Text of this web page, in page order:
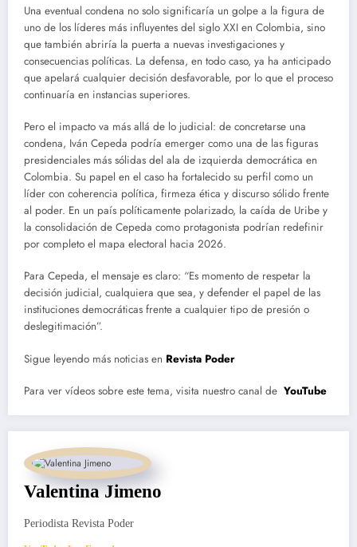
Una eventual condena no solo significaría un golpe a la figura de
uno de los líderes más influyentes del siglo XXI en Colombia, sino
que también abriría la puerta a nuevas investigaciones y
consecuencias políticas. La defensa, en todo caso, ya ha anticipado
que apelará cualquier decisión desfavorable, por lo que el proceso
continuaría en instancias superiores.
Pero el impacto va más allá de lo judicial: de concretarse una
condena, Iván Cepeda podría emerger como una de las figuras
presidenciales más sólidas del ala de izquierda democrática en
Colombia. Su papel en el caso ha fortalecido su perfil como un
líder con coherencia política, firmeza ética y discurso sólido frente
al poder. En un país políticamente polarizado, la caída de Uribe y
la consolidación de Cepeda como protagonista podrían redefinir
por completo el mapa electoral hacia 2026.
Para Cepeda, el mensaje es claro: “Es momento de respetar la
decisión judicial, cualquiera que sea, y defender el papel de las
instituciones democráticas frente a cualquier tipo de presión o
deslegitimación”.
Sigue leyendo más noticias en Revista Poder
Para ver vídeos sobre este tema, visita nuestro canal de YouTube
Valentina Jimeno
Periodista Revista Poder